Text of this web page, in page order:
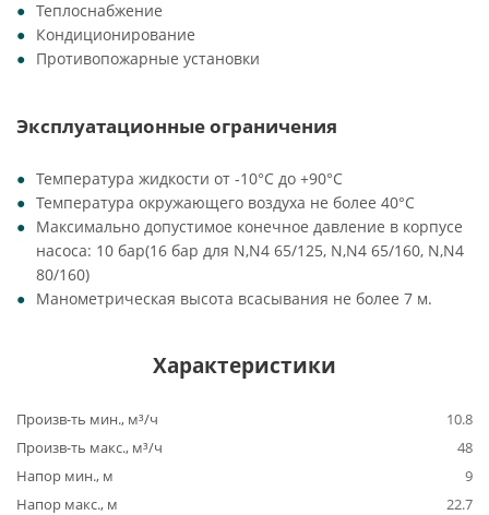
Теплоснабжение
Кондиционирование
Противопожарные установки
Эксплуатационные ограничения
Температура жидкости от -10°C до +90°C
Температура окружающего воздуха не более 40°C
Максимально допустимое конечное давление в корпусе
насоса: 10 бар(16 бар для N,N4 65/125, N,N4 65/160, N,N4
80/160)
Манометрическая высота всасывания не более 7 м.
Характеристики
Произв-ть мин., м³/ч
10.8
Произв-ть макс., м³/ч
48
Напор мин., м
9
Напор макс., м
22.7